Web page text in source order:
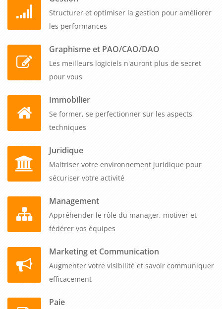
Structurer et optimiser la gestion pour améliorer
les performances
Graphisme et PAO/CAO/DAO
Les meilleurs logiciels n'auront plus de secret
pour vous
Immobilier
Se former, se perfectionner sur les aspects
techniques
Juridique
Maitriser votre environnement juridique pour
sécuriser votre activité
Management
Appréhender le rôle du manager, motiver et
fédérer vos équipes
Marketing et Communication
Augmenter votre visibilité et savoir communiquer
efficacement
Paie